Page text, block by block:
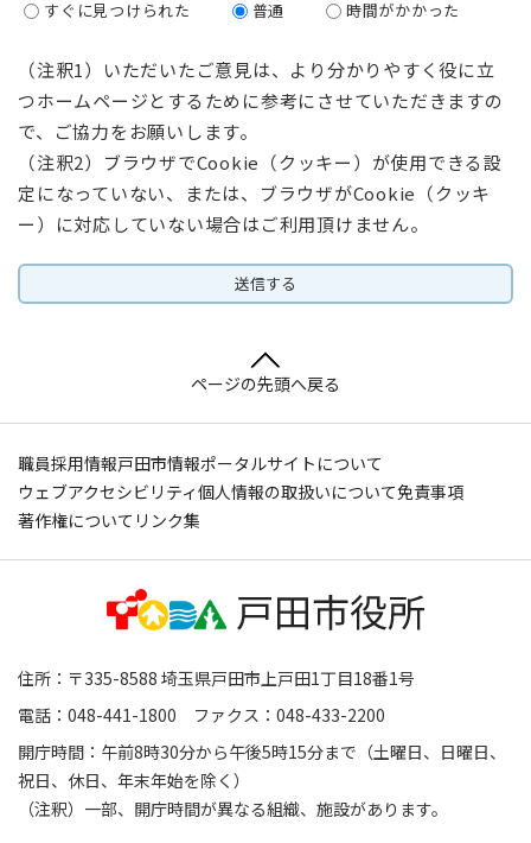
すぐに見つけられた
普通 時間がかかった
（注釈1）いただいたご意見は、より分かりやすく役に立
つホームページとするために参考にさせていただきますの
で、ご協力をお願いします。
（注釈2）ブラウザでCookie（クッキー）が使用できる設
定になっていない、または、ブラウザがCookie（クッキ
ー）に対応していない場合はご利用頂けません。
ページの先頭へ戻る
職員採用情報戸田市情報ポータルサイトについて
ウェブアクセシビリティ個人情報の取扱いについて免責事項
著作権について リンク集
住所：〒335-8588 埼玉県戸田市上戸田1丁目18番1号
電話：048-441-1800 ファクス：048-433-2200
開庁時間：午前8時30分から午後5時15分まで（土曜日、日曜日、
祝日、休日、年末年始を除く）
（注釈）一部、開庁時間が異なる組織、施設があります。